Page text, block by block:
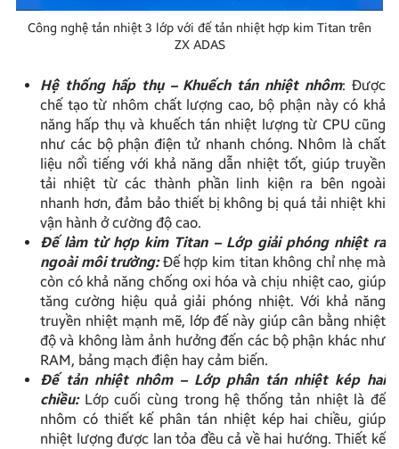
Công nghệ tản nhiệt 3 lớp với đế tản nhiệt hợp kim Titan trên
ZX ADAS
Hệ thống hấp thụ – Khuếch tán nhiệt nhôm: Được
chế tạo từ nhôm chất lượng cao, bộ phận này có khả
năng hấp thụ và khuếch tán nhiệt lượng từ CPU cũng
như các bộ phận điện tử nhanh chóng. Nhôm là chất
liệu nổi tiếng với khả năng dẫn nhiệt tốt, giúp truyền
tải nhiệt từ các thành phần linh kiện ra bên ngoài
nhanh hơn, đảm bảo thiết bị không bị quá tải nhiệt khi
vận hành ở cường độ cao.
Đế làm từ hợp kim Titan – Lớp giải phóng nhiệt ra
ngoài môi trường:Đế hợp kim titan không chỉ nhẹ mà
còn có khả năng chống oxi hóa và chịu nhiệt cao, giúp
tăng cường hiệu quả giải phóng nhiệt. Với khả năng
truyền nhiệt mạnh mẽ, lớp đế này giúp cân bằng nhiệt
độ và không làm ảnh hưởng đến các bộ phận khác như
RAM, bảng mạch điện hay cảm biến.
Đế tản nhiệt nhôm – Lớp phân tán nhiệt kép hai
chiều:Lớp cuối cùng trong hệ thống tản nhiệt là đế
nhôm có thiết kế phân tán nhiệt kép hai chiều, giúp
nhiệt lượng được lan tỏa đều cả về hai hướng. Thiết kế